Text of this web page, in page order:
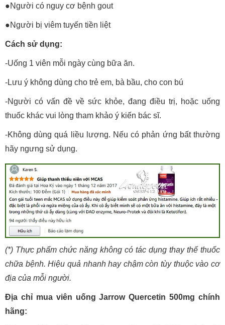
●Người có nguy cơ bệnh gout
●Người bị viêm tuyến tiền liệt
Cách sử dụng:
-Uống 1 viên mỗi ngày cùng bữa ăn.
-Lưu ý không dùng cho trẻ em, bà bầu, cho con bú
-Người có vấn đề về sức khỏe, đang điều trị, hoặc uống
thuốc khác vui lòng tham khảo ý kiến bác sĩ.
-Không dùng quá liều lượng. Nếu có phản ứng bất thường
hãy ngưng sử dụng.
(*) Thực phẩm chức năng không có tác dụng thay thế thuốc
chữa bệnh. Hiệu quả nhanh hay chậm còn tùy thuộc vào cơ
địa của mỗi người.
Địa chỉ mua viên uống Jarrow Quercetin 500mg chính
hãng: